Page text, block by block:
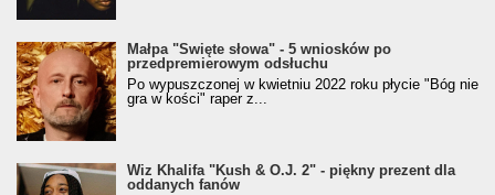
Małpa "Święte słowa" - 5 wniosków po
przedpremierowym odsłuchu
Po wypuszczonej w kwietniu 2022 roku płycie "Bóg nie
gra w kości" raper z...
Wiz Khalifa "Kush & O.J. 2" - piękny prezent dla
oddanych fanów